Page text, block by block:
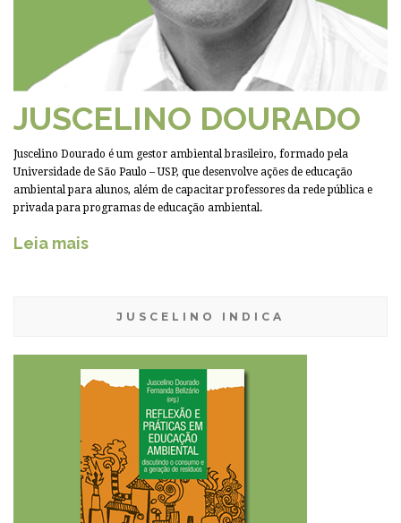
JUSCELINO DOURADO
Juscelino Dourado é um gestor ambiental brasileiro, formado pela
Universidade de São Paulo – USP, que desenvolve ações de educação
ambiental para alunos, além de capacitar professores da rede pública e
privada para programas de educação ambiental.
Leia mais
JUSCELINO INDICA